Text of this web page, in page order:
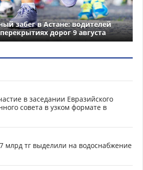
забег в Астане: водителей
дорог 9 августа
в заседании Евразийского
совета в узком формате в
млрд тг выделили на водоснабжение